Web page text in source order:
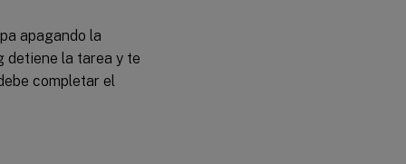
apagando la
detiene la tarea y te
completar el